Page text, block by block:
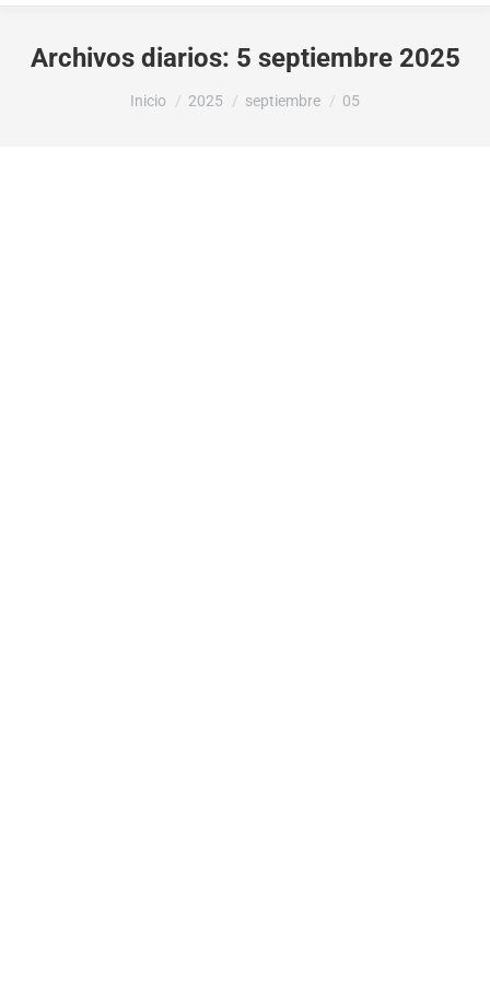
Archivos diarios: 5 septiembre 2025
Estás aquí:
Inicio 2025 septiembre 05